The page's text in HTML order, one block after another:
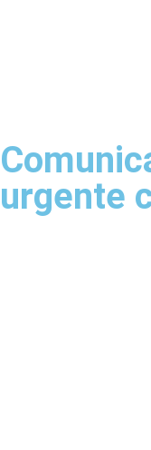
urgente